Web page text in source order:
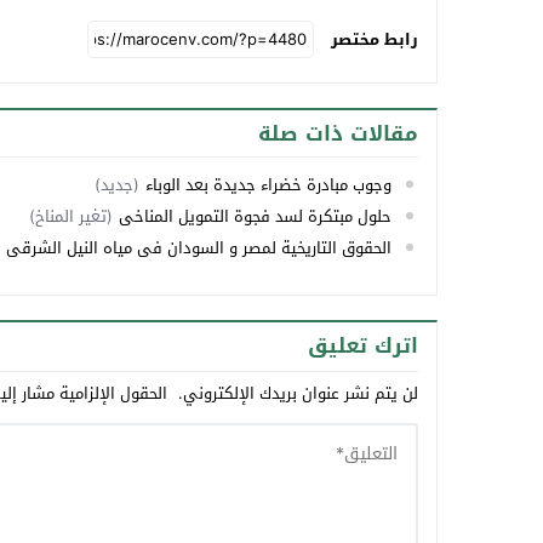
رابط مختصر
مقالات ذات صلة
وجوب مبادرة خضراء جديدة بعد الوباء (جديد)
حلول مبتكرة لسد فجوة التمويل المناخي (تغير المناخ)
الحقوق التاريخية لمصر و السودان فى مياه النيل الشرقى
اترك تعليق
لن يتم نشر عنوان بريدك الإلكتروني. الحقول الإلزامية مشار